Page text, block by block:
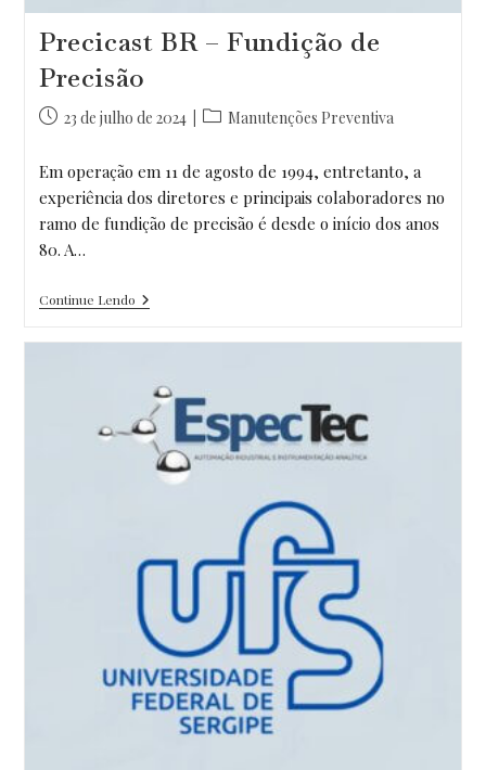
Precicast BR – Fundição de
Precisão
Post23 de julho de 2024
Categoria
Manutenções Preventiva
Em operação em 11 de agosto de 1994, entretanto, a
experiência dos diretores e principais colaboradores no
ramo de fundição de precisão é desde o início dos anos
80. A…
Continue LendoPrecicast
BR
Precisão